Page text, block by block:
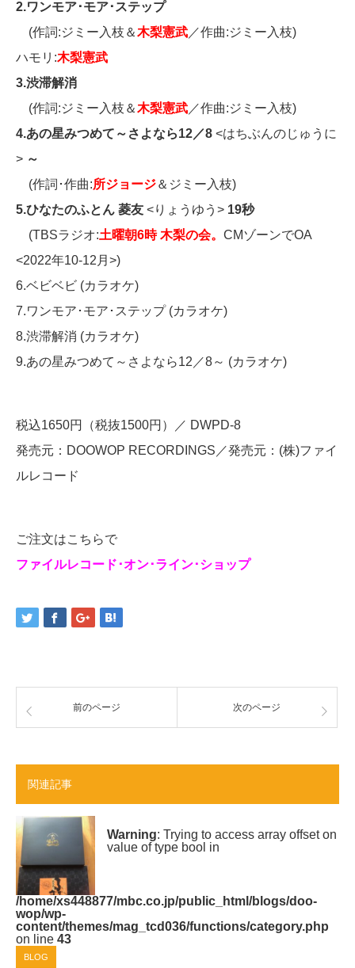
2.ワンモア･モア･ステップ
(作詞:ジミー入枝＆木梨憲武 ／作曲:ジミー入枝)
ハモリ:木梨憲武
3.渋滞解消
(作詞:ジミー入枝＆木梨憲武 ／作曲:ジミー入枝)
4.あの星みつめて～さよなら12／8 <はちぶんのじゅうに
> ～
(作詞･作曲:所ジョージ＆ジミー入枝)
5.ひなたのふとん 菱友 <りょうゆう> 19秒
(TBSラジオ:土曜朝6時 木梨の会。 CMゾーンでOA
<2022年10-12月>)
6.ベビベビ (カラオケ)
7.ワンモア･モア･ステップ (カラオケ)
8.渋滞解消 (カラオケ)
9.あの星みつめて～さよなら12／8～ (カラオケ)
税込1650円（税抜1500円）／ DWPD-8
発売元：DOOWOP RECORDINGS／発売元：(株)ファイ
ルレコード
ご注文はこちらで
ファイルレコード･オン･ライン･ショップ
前のページ 次のページ
関連記事
Warning: Trying to access array offset on
value of type bool in
/home/xs448877/mbc.co.jp/public_html/blogs/doo-
wop/wp-
content/themes/mag_tcd036/functions/category.php
on line 43
BLOG